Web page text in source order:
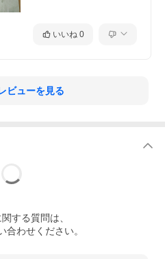
いいね 0
ビューを見る
関する質問は、
合わせください。